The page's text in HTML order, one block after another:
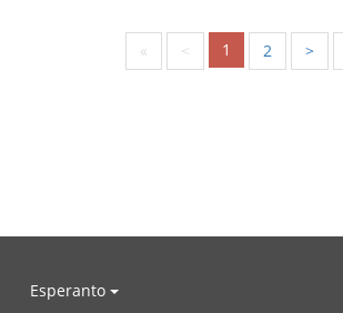
« < 1 2 >
Esperanto